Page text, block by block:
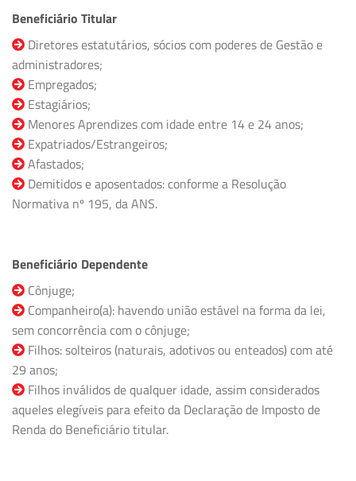
Beneficiário Titular
Diretores estatutários, sócios com poderes de Gestão e
administradores;
Empregados;
Estagiários;
Menores Aprendizes com idade entre 14 e 24 anos;
Expatriados/Estrangeiros;
Afastados;
Demitidos e aposentados: conforme a Resolução
Normativa nº 195, da ANS.
Beneficiário Dependente
Cônjuge;
Companheiro(a): havendo união estável na forma da lei,
sem concorrência com o cônjuge;
Filhos: solteiros (naturais, adotivos ou enteados) com até
29 anos;
Filhos inválidos de qualquer idade, assim considerados
aqueles elegíveis para efeito da Declaração de Imposto de
Renda do Beneficiário titular.